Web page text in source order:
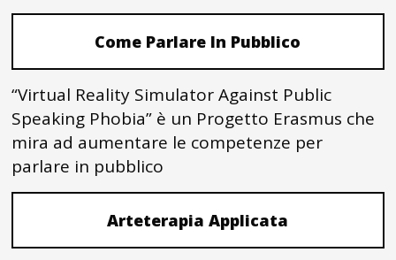
Come Parlare In Pubblico
“Virtual Reality Simulator Against Public
Speaking Phobia” è un Progetto Erasmus che
mira ad aumentare le competenze per
parlare in pubblico
Arteterapia Applicata